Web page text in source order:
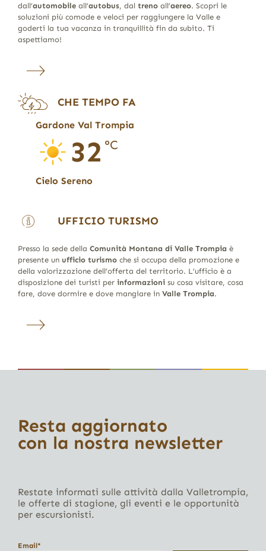
dall’automobileall’autobus, dal trenoall’aereo. Scopri le
soluzioni più comode e veloci per raggiungere la Valle e
goderti la tua vacanza in tranquillità fin da subito. Ti
aspettiamo!
CHE TEMPO FA
Gardone Val Trompia
32 °C
Cielo Sereno
UFFICIO TURISMO
Presso la sede della Comunità Montana di Valle Trompia è
presente un ufficio turismoche si occupa della promozione e
della valorizzazione dell’offerta del territorio. L’ufficio è a
disposizione dei turisti per informazionisu cosa visitare, cosa
fare, dove dormire e dove mangiare in Valle Trompia.
Resta aggiornato
con la nostra newsletter
Restate informati sulle attività dalla Valletrompia,
le offerte di stagione, gli eventi e le opportunità
per escursionisti.
Email*